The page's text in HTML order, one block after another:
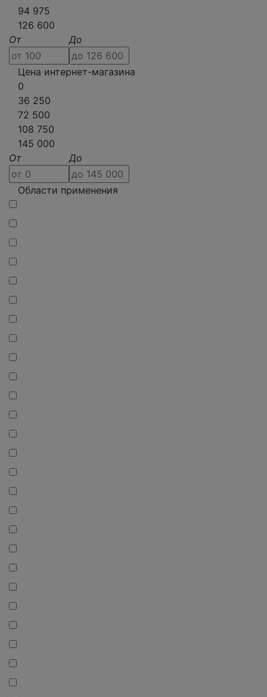
94 975
126 600
От
До
Цена интернет-магазина
0
36 250
72 500
108 750
145 000
От
До
Области применения